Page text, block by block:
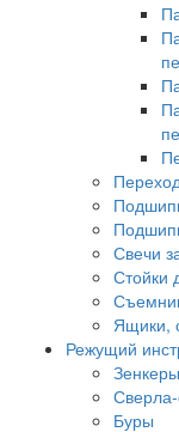
Свечи
Стойки
Ящики,
Режущий
Зенкеры
Буры